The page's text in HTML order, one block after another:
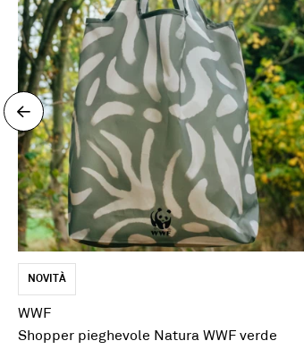
NOVITÀ
WWF
Shopper pieghevole Natura WWF verde